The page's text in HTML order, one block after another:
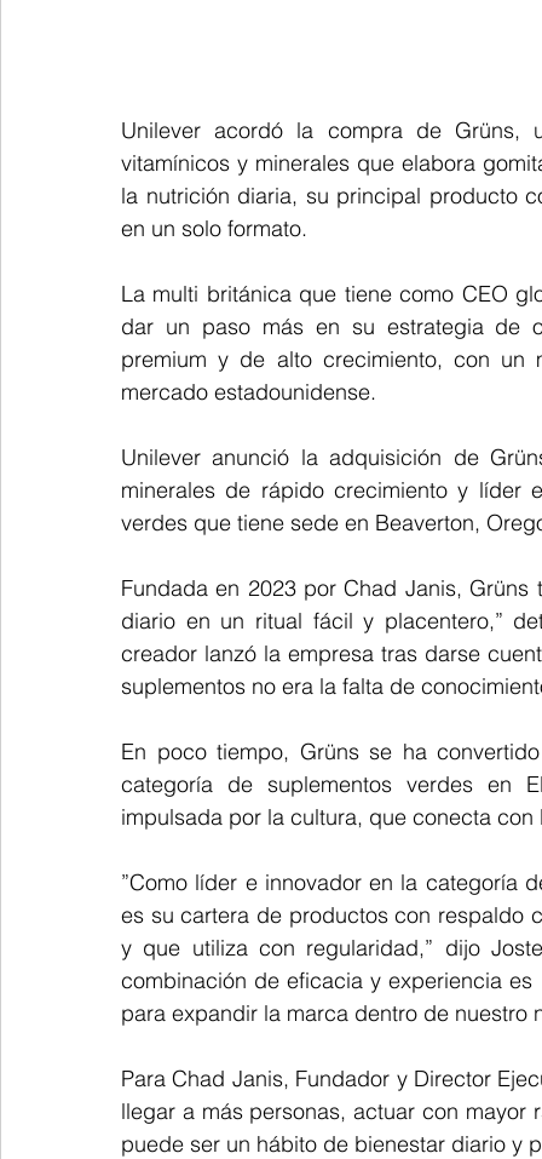
Unilever acordó la compra de Grüns,
vitamínicos y minerales que elabora
la nutrición diaria, su principal producto
en un solo formato.
La multi británica que tiene como CEO
dar un paso más en su estrategia de
premium y de alto crecimiento, con un
mercado estadounidense.
Unilever anunció la adquisición de
minerales de rápido crecimiento y líder
verdes que tiene sede en Beaverton,
Fundada en 2023 por Chad Janis,
diario en un ritual fácil y placentero,”
creador lanzó la empresa tras darse
suplementos no era la falta de
En poco tiempo, Grüns se ha
categoría de suplementos verdes en
impulsada por la cultura, que conecta con
”Como líder e innovador en la categoría
es su cartera de productos con respaldo
y que utiliza con regularidad,” dijo
combinación de eficacia y experiencia
para expandir la marca dentro de nuestro
Para Chad Janis, Fundador y Director
llegar a más personas, actuar con
puede ser un hábito de bienestar diario y